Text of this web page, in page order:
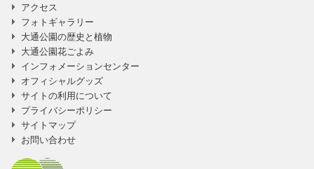
アクセス
フォトギャラリー
大通公園の歴史と植物
大通公園花ごよみ
インフォメーションセンター
オフィシャルグッズ
サイトの利用について
プライバシーポリシー
サイトマップ
お問い合わせ